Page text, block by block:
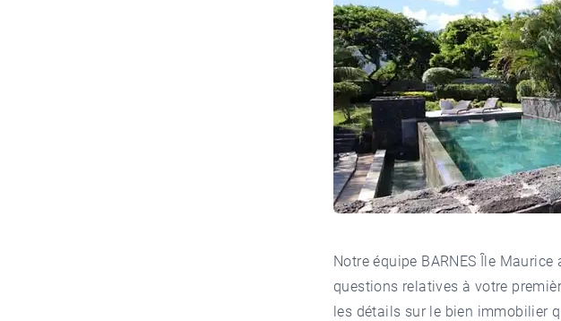
Notre équipe BARNES Île
questions relatives à votre
les détails sur le bien immobilier